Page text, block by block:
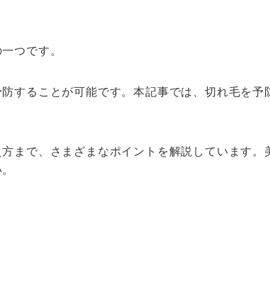
つです。
することが可能です。本記事では、切れ毛を予
まで、さまざまなポイントを解説しています。